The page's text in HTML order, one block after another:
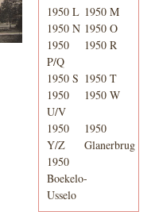
1950 L 1950 M
1950 N 1950 O
1950
P/Q
1950 R
1950 S 1950 T
1950
U/V
1950 W
1950
Y/Z
1950
Glanerbrug
1950
Boekelo-
Usselo